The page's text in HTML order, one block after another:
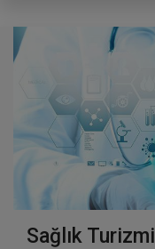
Sağlık Turizmi